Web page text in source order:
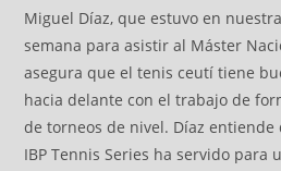
Miguel Díaz, que estuvo en
semana para asistir al Máster
asegura que el tenis ceutí tiene
hacia delante con el trabajo de
de torneos de nivel. Díaz
IBP Tennis Series ha servido para